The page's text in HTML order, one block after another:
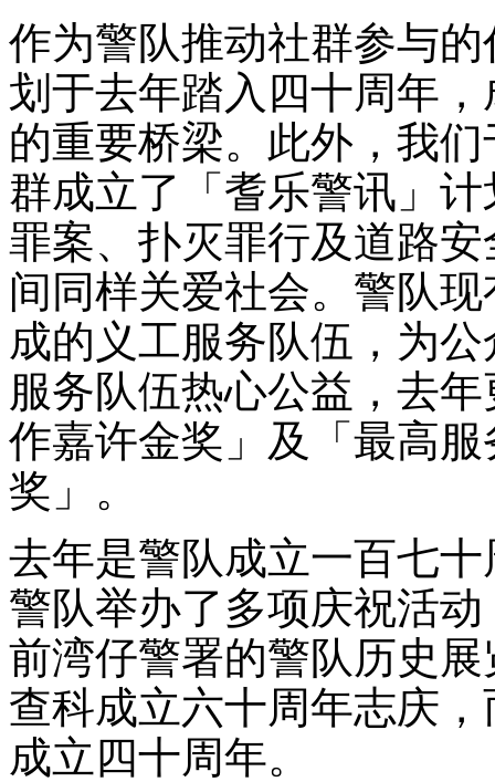
作为警队推动社群参与
划于去年踏入四十周年
的重要桥梁。此外，我
群成立了「耆乐警讯」
罪案、扑灭罪行及道路
间同样关爱社会。警队
成的义工服务队伍，为
服务队伍热心公益，去
作嘉许金奖」及「最高
奖」。
去年是警队成立一百七
警队举办了多项庆祝活
前湾仔警署的警队历史
查科成立六十周年志庆
成立四十周年。